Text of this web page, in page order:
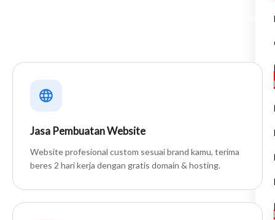
Jasa Pembuatan Website
Website profesional custom sesuai brand kamu, terima
beres 2 hari kerja dengan gratis domain & hosting.